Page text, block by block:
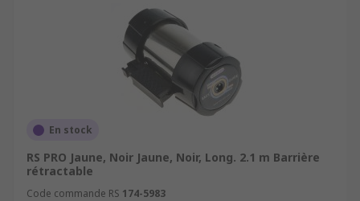
comme accessoires.
En stock
RS PRO Jaune, Noir Jaune, Noir, Long. 2.1 m Barrière
rétractable
Code commande RS 174-5983